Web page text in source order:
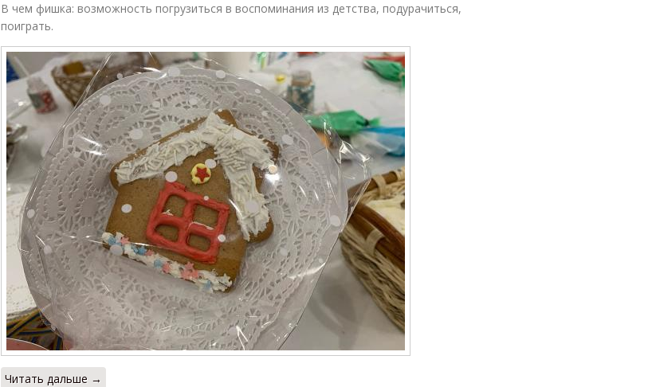
В чем фишка: возможность погрузиться в воспоминания из детства, подурачиться,
поиграть.
Читать дальше →